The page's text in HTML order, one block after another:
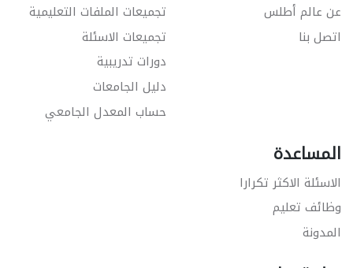
عن عالم أطلس
اتصل بنا
تجميعات الملفات التعليمية
تجميعات الاسئلة
دورات تدريبية
دليل الجامعات
حساب المعدل الجامعي
المساعدة
الاسئلة الاكثر تكرارا
وظائف تعليم
المدونة